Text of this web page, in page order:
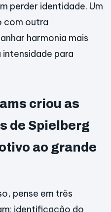
perder identidade. Um
com outra
harmonia mais
intensidade para
criou as
de Spielberg
ao grande
pense em três
identificação do